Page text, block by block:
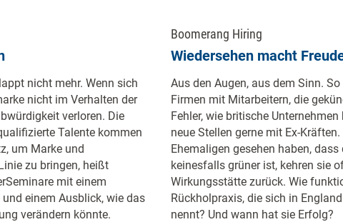
nicht mehr. Wenn sich
nicht im Verhalten der
verloren. Die
Talente kommen
um Marke und
zu bringen, heißt
mit einem
einem Ausblick, wie das
verändern könnte.
Boomerang Hiring
Wiedersehen macht
Aus den Augen, aus dem Sinn.
Firmen mit Mitarbeitern, die
Fehler, wie britische
neue Stellen gerne mit Ex-
Ehemaligen gesehen haben,
keinesfalls grüner ist, kehren sie
Wirkungsstätte zurück. Wie
Rückholpraxis, die sich in
nennt? Und wann hat sie Erfolg?